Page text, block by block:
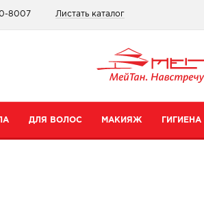
8007 Листать каталог
ДЛЯ ВОЛОС МАКИЯЖ ГИГИЕНА